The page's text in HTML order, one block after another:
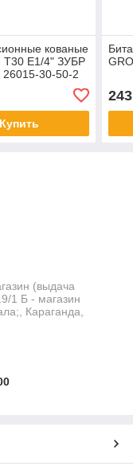
кованые
E1/4" ЗУБР
30-50-2
Купить
243
(выдача
1 Б - магазин
Караганда,